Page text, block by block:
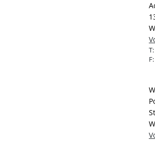
T:
F:
St